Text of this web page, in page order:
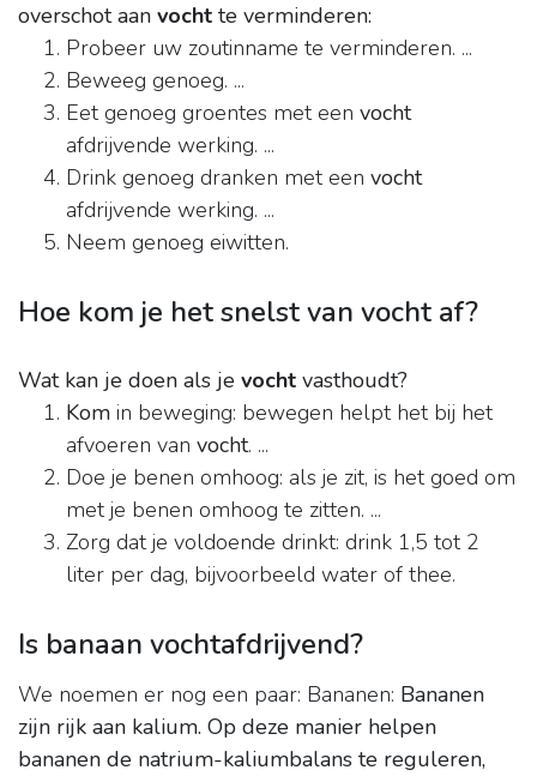
overschot aan vocht te verminderen:
Probeer uw zoutinname te verminderen. ...
Beweeg genoeg. ...
Eet genoeg groentes met een vocht
afdrijvende werking. ...
Drink genoeg dranken met een vocht
afdrijvende werking. ...
Neem genoeg eiwitten.
Hoe kom je het snelst van vocht af?
Wat kan je doen als je vocht vasthoudt?
Kom in beweging: bewegen helpt het bij het
afvoeren van vocht. ...
Doe je benen omhoog: als je zit, is het goed om
met je benen omhoog te zitten. ...
Zorg dat je voldoende drinkt: drink 1,5 tot 2
liter per dag, bijvoorbeeld water of thee.
Is banaan vochtafdrijvend?
We noemen er nog een paar: Bananen: Bananen
zijn rijk aan kalium. Op deze manier helpen
bananen de natrium-kaliumbalans te reguleren,